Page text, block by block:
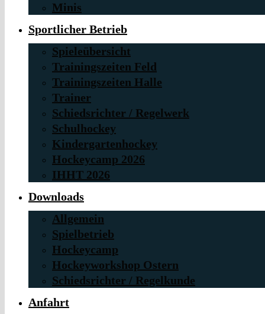
Minis
Sportlicher Betrieb
Spieleübersicht
Trainingszeiten Feld
Trainingszeiten Halle
Trainer
Schiedsrichter / Regelwerk
Schulhockey
Kindergartenhockey
Hockeycamp 2026
IHHT 2026
Downloads
Allgemein
Spielbetrieb
Hockeycamp
Hockeyworkshop Ostern
Schiedsrichter / Regelkunde
Anfahrt